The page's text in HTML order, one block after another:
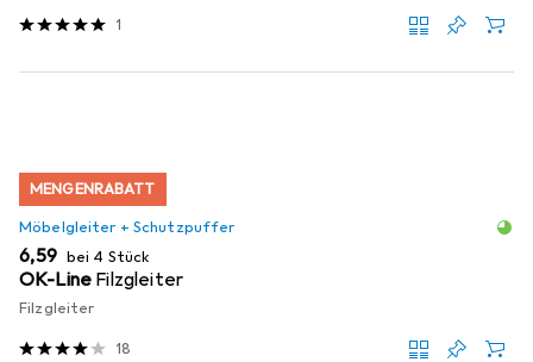
1
MENGENRABATT
Möbelgleiter + Schutzpuffer
EUR
6,59 bei 4 Stück
OK-Line Filzgleiter
Filzgleiter
18